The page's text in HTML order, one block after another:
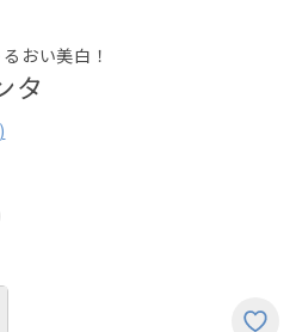
おい美白！
タ
)